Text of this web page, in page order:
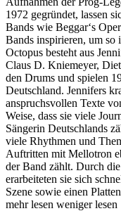
1972 gegründet, lassen
Bands wie Beggar‘s
Bands inspirieren, um
Octopus besteht aus
Claus D. Kniemeyer,
den Drums und spielen
Deutschland. Jennifers
anspruchsvollen Texte
Weise, dass sie viele
Sängerin Deutschlands
viele Rhythmen und
Auftritten mit Mellotron
der Band zählt. Durch
erarbeiteten sie sich
Szene sowie einen
mehr lesen weniger lesen